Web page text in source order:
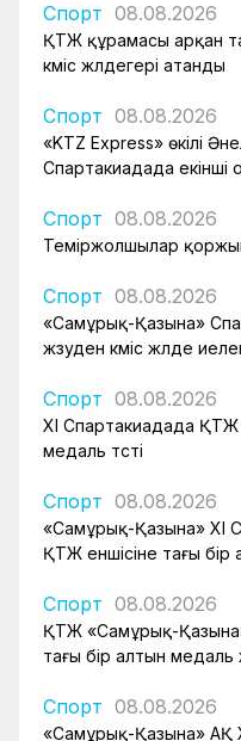
Спорт 08.08.2026
ҚТЖ құрамасы арқан
күміс жүлдегері атанды
Спорт 08.08.2026
«KTZ Express» өкілі
Спартакиадада екінші
Спорт 08.08.2026
Теміржолшылар
Спорт 08.08.2026
«Самұрық-Қазына»
жүзуден күміс жүлде
Спорт 08.08.2026
XI Спартакиадада ҚТЖ
медаль түсті
Спорт 08.08.2026
«Самұрық-Қазына» XI
ҚТЖ еншісіне тағы бір
Спорт 08.08.2026
ҚТЖ «Самұрық-
тағы бір алтын медаль
Спорт 08.08.2026
«Самұрық-Қазына» АҚ